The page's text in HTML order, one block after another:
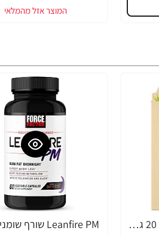
EGG PORE פרימייר משי 20 גרם - מבית Tony Moly
-49%